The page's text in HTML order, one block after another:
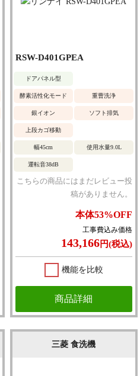
RSW-D401GPEA
ドアパネル型
酵素活性化モード 重曹洗浄
銀イオン ソフト排気
上段カゴ移動
幅45cm 使用水量9.0L
運転音38dB
こちらの商品にはまだレビュー投
稿がありません。
本体53%OFF
工事費込み価格
143,166円(税込)
機能を比較
商品詳細
三菱 食洗機